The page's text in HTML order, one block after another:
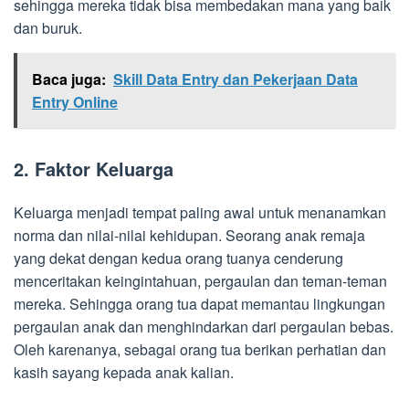
sehingga mereka tidak bisa membedakan mana yang baik
dan buruk.
Baca juga: Skill Data Entry dan Pekerjaan Data
Entry Online
2. Faktor Keluarga
Keluarga menjadi tempat paling awal untuk menanamkan
norma dan nilai-nilai kehidupan. Seorang anak remaja
yang dekat dengan kedua orang tuanya cenderung
menceritakan keingintahuan, pergaulan dan teman-teman
mereka. Sehingga orang tua dapat memantau lingkungan
pergaulan anak dan menghindarkan dari pergaulan bebas.
Oleh karenanya, sebagai orang tua berikan perhatian dan
kasih sayang kepada anak kalian.